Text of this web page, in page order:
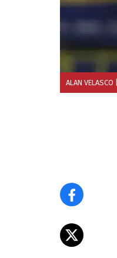
ALAN VELASCO